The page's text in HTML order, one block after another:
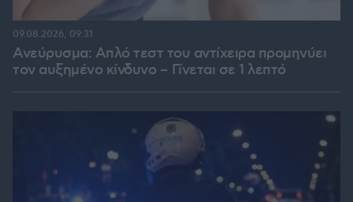
Ανεύρυσμα: Απλό τεστ του αντίχειρα προμηνύει
τον αυξημένο κίνδυνο – Γίνεται σε 1 λεπτό
09.08.2026, 09:31